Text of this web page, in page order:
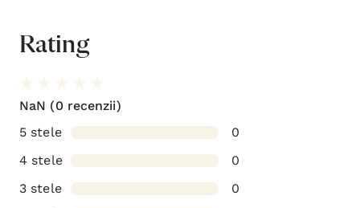
Rating
NaN (0 recenzii)
5 stele
0
4 stele
0
3 stele
0